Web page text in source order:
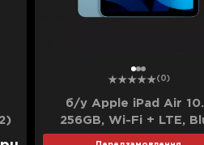
12
(0)
б/у Apple iPad Air
256GB, Wi-Fi + LTE,
(MM733, MM7G3)